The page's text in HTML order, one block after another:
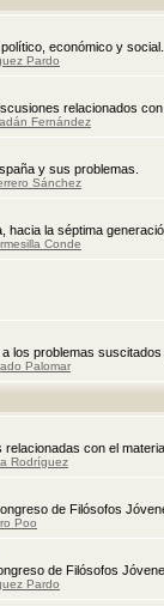
económico y social.
Pardo
relacionados con
Fernández
y sus problemas.
Sánchez
hacia la séptima
Conde
los problemas
Palomar
con el
Rodríguez
de Filósofos
Poo
de Filósofos
Pardo